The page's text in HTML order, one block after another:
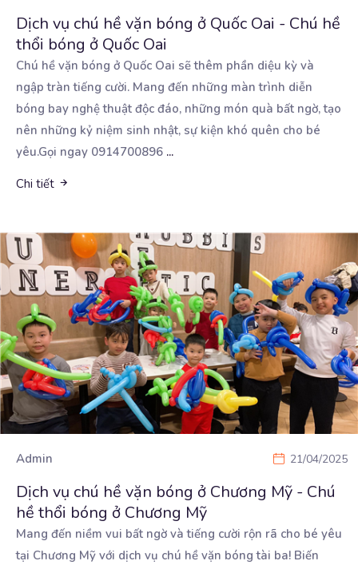
Dịch vụ chú hề vặn bóng ở Quốc Oai - Chú hề
thổi bóng ở Quốc Oai
Chú hề vặn bóng ở Quốc Oai sẽ thêm phần diệu kỳ và
ngập tràn tiếng cười. Mang đến những màn trình diễn
bóng bay nghệ thuật độc đáo, những món quà bất ngờ, tạo
nên những kỷ niệm sinh nhật, sự kiện khó quên cho bé
yêu.Gọi ngay 0914700896 ...
Chi tiết
Admin 21/04/2025
Dịch vụ chú hề vặn bóng ở Chương Mỹ - Chú
hề thổi bóng ở Chương Mỹ
Mang đến niềm vui bất ngờ và tiếng cười rộn rã cho bé yêu
tại Chương Mỹ với dịch vụ chú hề vặn bóng tài ba! Biến